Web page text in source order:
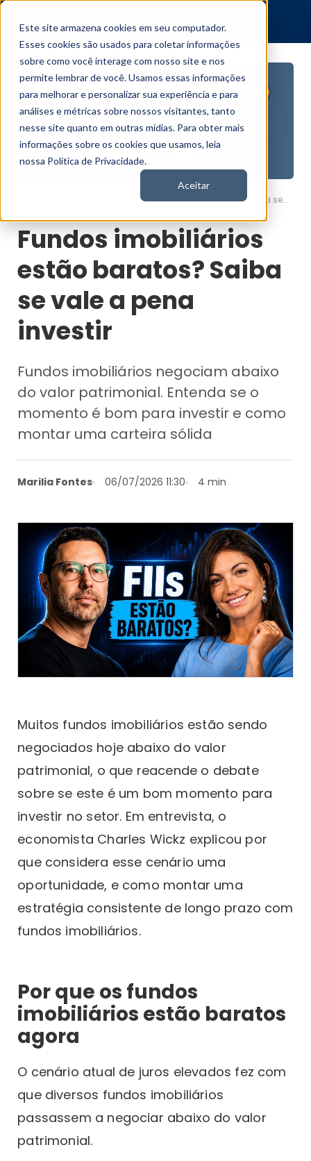
Este site armazena cookies em seu computador.
Esses cookies são usados para coletar informações
sobre como você interage com nosso site e nos
permite lembrar de você. Usamos essas informações
para melhorar e personalizar sua experiência e para
análises e métricas sobre nossos visitantes, tanto
nesse site quanto em outras mídias. Para obter mais
informações sobre os cookies que usamos, leia
nossa Política de Privacidade.
Aceitar
Fundos imobiliários estão baratos? Saiba se vale a pena investir
Fundos imobiliários
estão baratos? Saiba
se vale a pena
investir
Fundos imobiliários negociam abaixo
do valor patrimonial. Entenda se o
momento é bom para investir e como
montar uma carteira sólida
Marilia Fontes 06/07/2026 11:30 4 min
Muitos fundos imobiliários estão sendo
negociados hoje abaixo do valor
patrimonial, o que reacende o debate
sobre se este é um bom momento para
investir no setor. Em entrevista, o
economista Charles Wickz explicou por
que considera esse cenário uma
oportunidade, e como montar uma
estratégia consistente de longo prazo com
fundos imobiliários.
Por que os fundos
imobiliários estão baratos
agora
O cenário atual de juros elevados fez com
que diversos fundos imobiliários
passassem a negociar abaixo do valor
patrimonial.